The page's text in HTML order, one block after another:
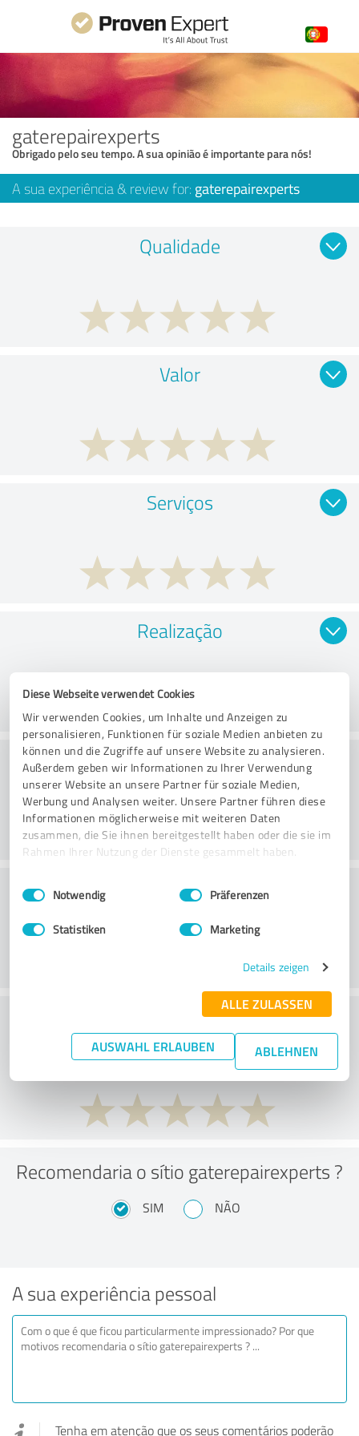
Diese Webseite verwendet Cookies
Wir verwenden Cookies, um Inhalte und Anzeigen zu
personalisieren, Funktionen für soziale Medien anbieten zu
können und die Zugriffe auf unsere Website zu analysieren.
Außerdem geben wir Informationen zu Ihrer Verwendung
unserer Website an unsere Partner für soziale Medien,
Werbung und Analysen weiter. Unsere Partner führen diese
Informationen möglicherweise mit weiteren Daten
zusammen, die Sie ihnen bereitgestellt haben oder die sie im
Rahmen Ihrer Nutzung der Dienste gesammelt haben.
Impressum Datenschutzbestimmungen
Einwilligungsauswahl
Notwendig Präferenzen
Statistiken Marketing
Details zeigen
ALLE ZULASSEN
AUSWAHL ERLAUBEN ABLEHNEN
gaterepairexperts
Obrigado pelo seu tempo. A sua opinião é importante para nós!
A sua experiência & review for: gaterepairexperts
Qualidade
Valor
Serviços
Realização
Consultoria
Serviço ao cliente
O que acha da relação
preço/desempenho?
Recomendaria o sítio gaterepairexperts ?
SIM NÃO
A sua experiência pessoal
Tenha em atenção que os seus comentários poderão